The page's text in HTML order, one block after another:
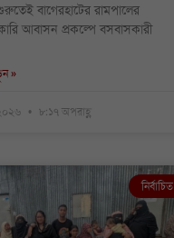
বাগেরহাটের রামপালের
আবাসন প্রকল্পে বসবাসকারী
»
৮:১৭ অপরাহ্ণ
নির্বাচিত